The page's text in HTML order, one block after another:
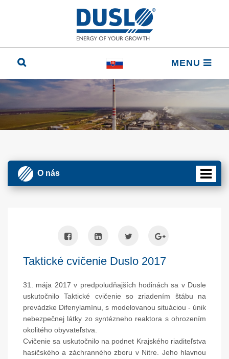
MENU
O nás
Taktické cvičenie Duslo 2017
31. mája 2017 v predpoludňajších hodinách sa v Dusle
uskutočnilo Taktické cvičenie so zriadením štábu na
prevádzke Difenylamínu, s modelovanou situáciou - únik
nebezpečnej látky zo syntézneho reaktora s ohrozením
okolitého obyvateľstva.
Cvičenie sa uskutočnilo na podnet Krajského riaditeľstva
hasičského a záchranného zboru v Nitre. Jeho hlavnou